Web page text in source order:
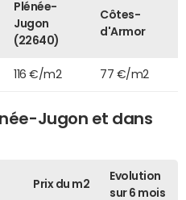
Plénée-
Jugon
(22640)
Côtes-
d'Armor
116 €/m2 77 €/m2
Jugon et dans
Prix du m2
Evolution
sur 6 mois